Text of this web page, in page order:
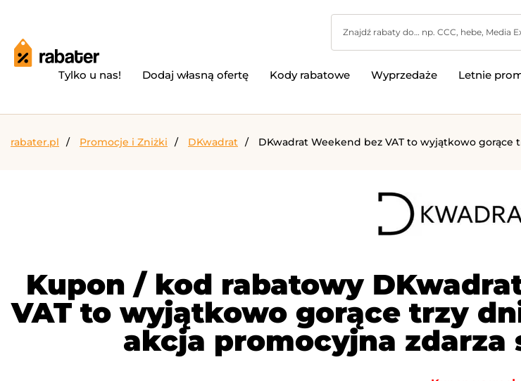
Tylko u nas! Dodaj własną ofertę Kody rabatowe Wyprzedaże Letnie
rabater.pl Promocje i Zniżki DKwadrat DKwadrat Weekend bez VAT to wyjątkowo gorące
Kupon / kod rabatowy
VAT to wyjątkowo gorące trzy
akcja promocyjna